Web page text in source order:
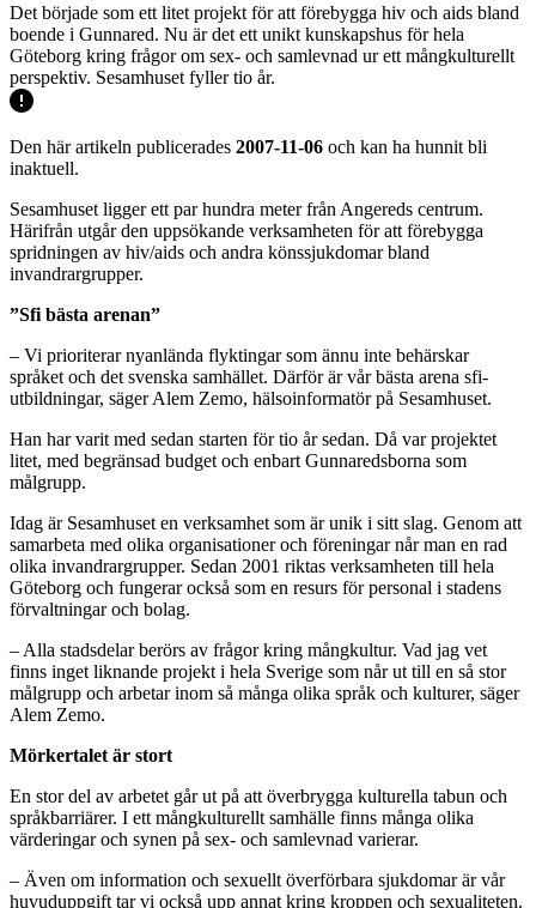
Det började som ett litet projekt för att förebygga hiv och aids bland
boende i Gunnared. Nu är det ett unikt kunskapshus för hela
Göteborg kring frågor om sex- och samlevnad ur ett mångkulturellt
perspektiv. Sesamhuset fyller tio år.
Den här artikeln publicerades 2007-11-06 och kan ha hunnit bli
inaktuell.
Sesamhuset ligger ett par hundra meter från Angereds centrum.
Härifrån utgår den uppsökande verksamheten för att förebygga
spridningen av hiv/aids och andra könssjukdomar bland
invandrargrupper.
”Sfi bästa arenan”
– Vi prioriterar nyanlända flyktingar som ännu inte behärskar
språket och det svenska samhället. Därför är vår bästa arena sfi-
utbildningar, säger Alem Zemo, hälsoinformatör på Sesamhuset.
Han har varit med sedan starten för tio år sedan. Då var projektet
litet, med begränsad budget och enbart Gunnaredsborna som
målgrupp.
Idag är Sesamhuset en verksamhet som är unik i sitt slag. Genom att
samarbeta med olika organisationer och föreningar når man en rad
olika invandrargrupper. Sedan 2001 riktas verksamheten till hela
Göteborg och fungerar också som en resurs för personal i stadens
förvaltningar och bolag.
– Alla stadsdelar berörs av frågor kring mångkultur. Vad jag vet
finns inget liknande projekt i hela Sverige som når ut till en så stor
målgrupp och arbetar inom så många olika språk och kulturer, säger
Alem Zemo.
Mörkertalet är stort
En stor del av arbetet går ut på att överbrygga kulturella tabun och
språkbarriärer. I ett mångkulturellt samhälle finns många olika
värderingar och synen på sex- och samlevnad varierar.
– Även om information och sexuellt överförbara sjukdomar är vår
huvuduppgift tar vi också upp annat kring kroppen och sexualiteten.